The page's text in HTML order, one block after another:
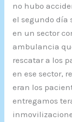
no hubo
el segundo día
en un sector
ambulancia
rescatar a los
en ese sector,
eran los
entregamos